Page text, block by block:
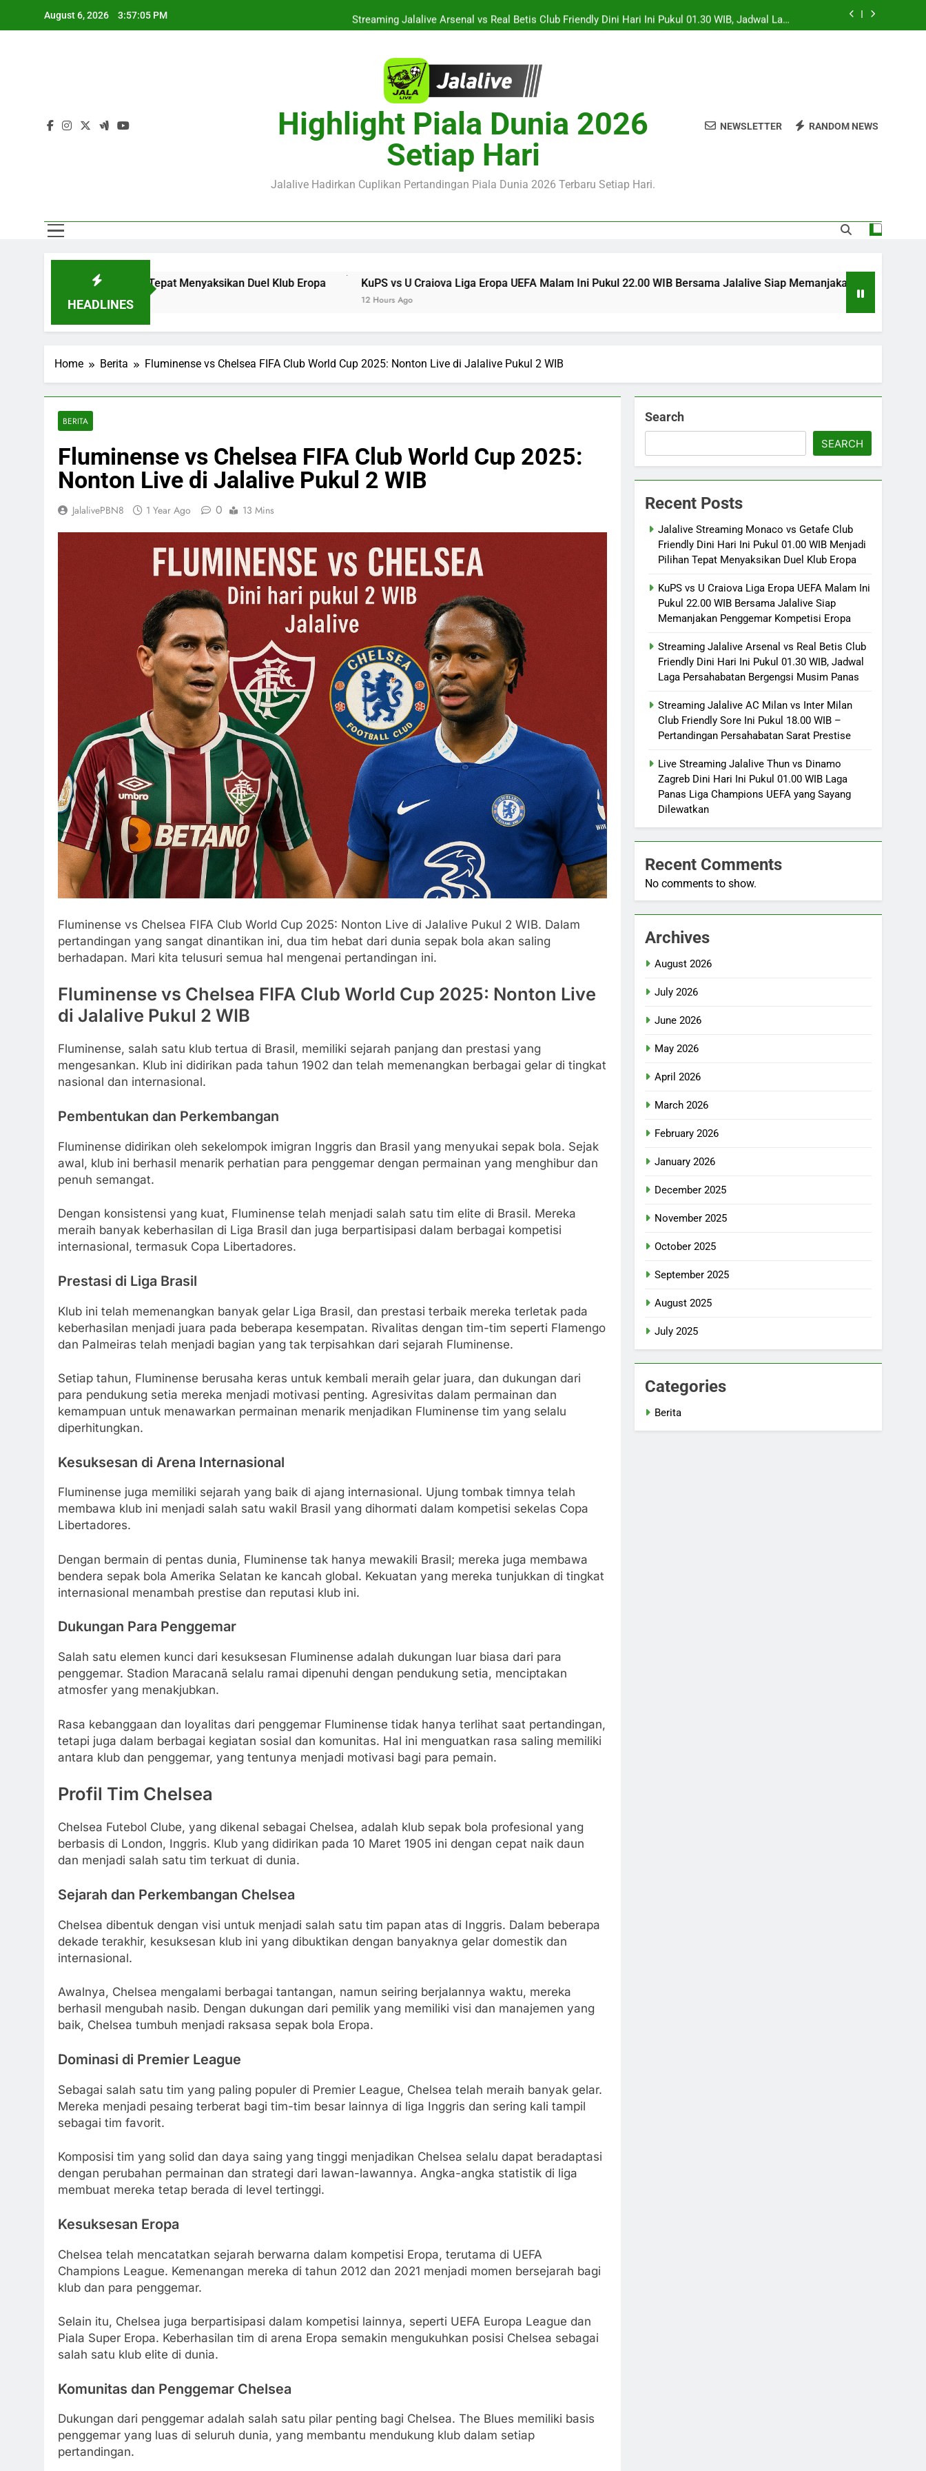
August 6, 2026 3:57:06 PM
Streaming Jalalive Arsenal vs Real Betis Club Friendly Dini Hari Ini Pukul 01.30 WIB, Jadwal Laga
Persahabatan Bergengsi Musim Panas
Jalalive Streaming Monaco vs Getafe Club Friendly Dini Hari Ini Pukul 01.00 WIB Menjadi Pilihan Tepat
KuPS vs U Craiova Liga Eropa UEFA Malam Ini Pukul 22.00 WIB Bersama Jalalive Siap Memanjakan
Streaming Jalalive Arsenal vs Real Betis Club Friendly Dini Hari Ini Pukul 01.30 WIB, Jadwal Laga
Streaming Jalalive AC Milan vs Inter Milan Club Friendly Sore Ini Pukul 18.00 WIB – Pertandingan
Highlight Piala Dunia 2026
Setiap Hari
Jalalive Hadirkan Cuplikan Pertandingan Piala Dunia 2026 Terbaru Setiap Hari.
NEWSLETTER RANDOM NEWS
HEADLINES
Pilihan Tepat Menyaksikan Duel Klub Eropa KuPS vs U Craiova Liga Eropa UEFA Malam Ini Pukul 22.00 WIB Bersama Jalalive Siap Memanjakan Penggemar Kompetisi Eropa
Home Berita Fluminense vs Chelsea FIFA Club World Cup 2025: Nonton Live di Jalalive Pukul 2 WIB
BERITA
Fluminense vs Chelsea FIFA Club World Cup 2025:
Nonton Live di Jalalive Pukul 2 WIB
JalalivePBN8 1 Year Ago 0 13 Mins
Fluminense vs Chelsea FIFA Club World Cup 2025: Nonton Live di Jalalive Pukul 2 WIB. Dalam
pertandingan yang sangat dinantikan ini, dua tim hebat dari dunia sepak bola akan saling
berhadapan. Mari kita telusuri semua hal mengenai pertandingan ini.
Fluminense vs Chelsea FIFA Club World Cup 2025: Nonton Live
di Jalalive Pukul 2 WIB
Fluminense, salah satu klub tertua di Brasil, memiliki sejarah panjang dan prestasi yang
mengesankan. Klub ini didirikan pada tahun 1902 dan telah memenangkan berbagai gelar di tingkat
nasional dan internasional.
Pembentukan dan Perkembangan
Fluminense didirikan oleh sekelompok imigran Inggris dan Brasil yang menyukai sepak bola. Sejak
awal, klub ini berhasil menarik perhatian para penggemar dengan permainan yang menghibur dan
penuh semangat.
Dengan konsistensi yang kuat, Fluminense telah menjadi salah satu tim elite di Brasil. Mereka
meraih banyak keberhasilan di Liga Brasil dan juga berpartisipasi dalam berbagai kompetisi
internasional, termasuk Copa Libertadores.
Prestasi di Liga Brasil
Klub ini telah memenangkan banyak gelar Liga Brasil, dan prestasi terbaik mereka terletak pada
keberhasilan menjadi juara pada beberapa kesempatan. Rivalitas dengan tim-tim seperti Flamengo
dan Palmeiras telah menjadi bagian yang tak terpisahkan dari sejarah Fluminense.
Setiap tahun, Fluminense berusaha keras untuk kembali meraih gelar juara, dan dukungan dari
para pendukung setia mereka menjadi motivasi penting. Agresivitas dalam permainan dan
kemampuan untuk menawarkan permainan menarik menjadikan Fluminense tim yang selalu
diperhitungkan.
Kesuksesan di Arena Internasional
Fluminense juga memiliki sejarah yang baik di ajang internasional. Ujung tombak timnya telah
membawa klub ini menjadi salah satu wakil Brasil yang dihormati dalam kompetisi sekelas Copa
Libertadores.
Dengan bermain di pentas dunia, Fluminense tak hanya mewakili Brasil; mereka juga membawa
bendera sepak bola Amerika Selatan ke kancah global. Kekuatan yang mereka tunjukkan di tingkat
internasional menambah prestise dan reputasi klub ini.
Dukungan Para Penggemar
Salah satu elemen kunci dari kesuksesan Fluminense adalah dukungan luar biasa dari para
penggemar. Stadion Maracanã selalu ramai dipenuhi dengan pendukung setia, menciptakan
atmosfer yang menakjubkan.
Rasa kebanggaan dan loyalitas dari penggemar Fluminense tidak hanya terlihat saat pertandingan,
tetapi juga dalam berbagai kegiatan sosial dan komunitas. Hal ini menguatkan rasa saling memiliki
antara klub dan penggemar, yang tentunya menjadi motivasi bagi para pemain.
Profil Tim Chelsea
Chelsea Futebol Clube, yang dikenal sebagai Chelsea, adalah klub sepak bola profesional yang
berbasis di London, Inggris. Klub yang didirikan pada 10 Maret 1905 ini dengan cepat naik daun
dan menjadi salah satu tim terkuat di dunia.
Sejarah dan Perkembangan Chelsea
Chelsea dibentuk dengan visi untuk menjadi salah satu tim papan atas di Inggris. Dalam beberapa
dekade terakhir, kesuksesan klub ini yang dibuktikan dengan banyaknya gelar domestik dan
internasional.
Awalnya, Chelsea mengalami berbagai tantangan, namun seiring berjalannya waktu, mereka
berhasil mengubah nasib. Dengan dukungan dari pemilik yang memiliki visi dan manajemen yang
baik, Chelsea tumbuh menjadi raksasa sepak bola Eropa.
Dominasi di Premier League
Sebagai salah satu tim yang paling populer di Premier League, Chelsea telah meraih banyak gelar.
Mereka menjadi pesaing terberat bagi tim-tim besar lainnya di liga Inggris dan sering kali tampil
sebagai tim favorit.
Komposisi tim yang solid dan daya saing yang tinggi menjadikan Chelsea selalu dapat beradaptasi
dengan perubahan permainan dan strategi dari lawan-lawannya. Angka-angka statistik di liga
membuat mereka tetap berada di level tertinggi.
Kesuksesan Eropa
Chelsea telah mencatatkan sejarah berwarna dalam kompetisi Eropa, terutama di UEFA
Champions League. Kemenangan mereka di tahun 2012 dan 2021 menjadi momen bersejarah bagi
klub dan para penggemar.
Selain itu, Chelsea juga berpartisipasi dalam kompetisi lainnya, seperti UEFA Europa League dan
Piala Super Eropa. Keberhasilan tim di arena Eropa semakin mengukuhkan posisi Chelsea sebagai
salah satu klub elite di dunia.
Komunitas dan Penggemar Chelsea
Dukungan dari penggemar adalah salah satu pilar penting bagi Chelsea. The Blues memiliki basis
penggemar yang luas di seluruh dunia, yang membantu mendukung klub dalam setiap
pertandingan.
Search
SEARCH
Recent Posts
Jalalive Streaming Monaco vs Getafe Club
Friendly Dini Hari Ini Pukul 01.00 WIB Menjadi
Pilihan Tepat Menyaksikan Duel Klub Eropa
KuPS vs U Craiova Liga Eropa UEFA Malam Ini
Pukul 22.00 WIB Bersama Jalalive Siap
Memanjakan Penggemar Kompetisi Eropa
Streaming Jalalive Arsenal vs Real Betis Club
Friendly Dini Hari Ini Pukul 01.30 WIB, Jadwal
Laga Persahabatan Bergengsi Musim Panas
Streaming Jalalive AC Milan vs Inter Milan
Club Friendly Sore Ini Pukul 18.00 WIB –
Pertandingan Persahabatan Sarat Prestise
Live Streaming Jalalive Thun vs Dinamo
Zagreb Dini Hari Ini Pukul 01.00 WIB Laga
Panas Liga Champions UEFA yang Sayang
Dilewatkan
Recent Comments
No comments to show.
Archives
August 2026
July 2026
June 2026
May 2026
April 2026
March 2026
February 2026
January 2026
December 2025
November 2025
October 2025
September 2025
August 2025
July 2025
Categories
Berita